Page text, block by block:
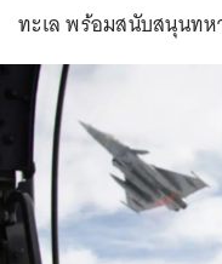
ทะเล พร้อมสนับสนุนท